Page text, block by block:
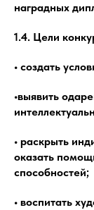
наградных
1.4. Цели
• создать
•выявить
• раскрыть
оказать
способностей;
• воспитать